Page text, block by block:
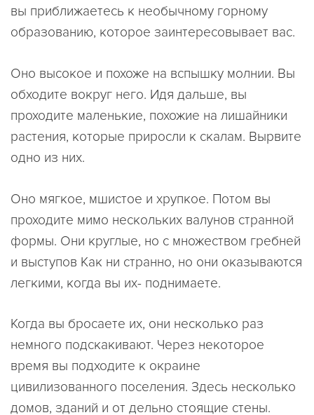
вы приближаетесь к необычному горному
образованию, которое заинтересовывает вас.
Оно высокое и похоже на вспышку молнии. Вы
обходите вокруг него. Идя дальше, вы
проходите маленькие, похожие на лишайники
растения, которые приросли к скалам. Вырвите
одно из них.
Оно мягкое, мшистое и хрупкое. Потом вы
проходите мимо нескольких валунов странной
формы. Они круглые, но с множеством гребней
и выступов Как ни странно, но они оказываются
легкими, когда вы их- поднимаете.
Когда вы бросаете их, они несколько раз
немного подскакивают. Через некоторое
время вы подходите к окраине
цивилизованного поселения. Здесь несколько
домов, зданий и от дельно стоящие стены.